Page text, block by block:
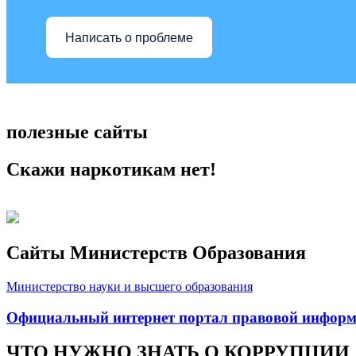
Написать о проблеме
полезные сайты
Скажи наркотикам нет!
Сайты Министерств Образования
Министерство науки и высшего образования
Официальный интернет портал правовой